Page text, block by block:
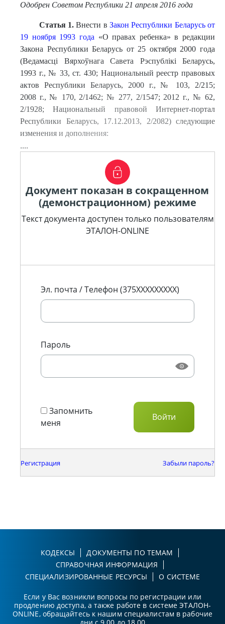
Одобрен Советом Республики 21 апреля 2016 года
Статья 1. Внести вЗакон Республики Беларусь от
19 ноября 1993 года «О правах ребенка» в редакции
Закона Республики Беларусь от 25 октября 2000 года
(Ведамасці Вярхоўнага Савета Рэспублікі Беларусь,
1993 г., № 33, ст. 430; Национальный реестр правовых
актов Республики Беларусь, 2000 г., № 103, 2/215;
2008 г., № 170, 2/1462; № 277, 2/1547; 2012 г., № 62,
2/1928; Национальный правовой Интернет-портал
Республики Беларусь, 17.12.2013, 2/2082) следующие
изменения и дополнения:
....
Документ показан в сокращенном
(демонстрационном) режиме
Текст документа доступен только пользователям
ЭТАЛОН-ONLINE
Эл. почта / Телефон (375XXXXXXXXX)
Пароль
Запомнить
меня
Регистрация Забыли пароль?
КОДЕКСЫ
ДОКУМЕНТЫ ПО ТЕМАМ
СПРАВОЧНАЯ ИНФОРМАЦИЯ
СПЕЦИАЛИЗИРОВАННЫЕ РЕСУРСЫ
О СИСТЕМЕ
Если у Вас возникли вопросы по регистрации или
продлению доступа, а также работе в системе ЭТАЛОН-
ONLINE, обращайтесь к нашим специалистам в рабочие